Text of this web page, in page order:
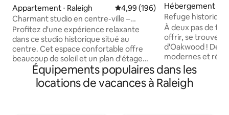
Appartement ⋅ Raleigh Évaluation moyenne sur la
4,99 (196)
Charmant studio en centre-ville –
Emplacement accessible à pied
Profitez d'une expérience relaxante
dans ce studio historique situé au
centre. Cet espace confortable offre
beaucoup de soleil et un plan d'étage
ouvert avec des plafonds voûtés.
Entièrement rénové avec de nouvelles
armoires de cuisine, des comptoirs en
Hébergement ⋅
Refuge
de chef/
À deux pas de
offrir, se trouve
d'Oakwood ! Des
modernes et
caractéristiques
charmantes,
véritable refuge !
Équipements populaires dans les
locations de vacances à Raleigh